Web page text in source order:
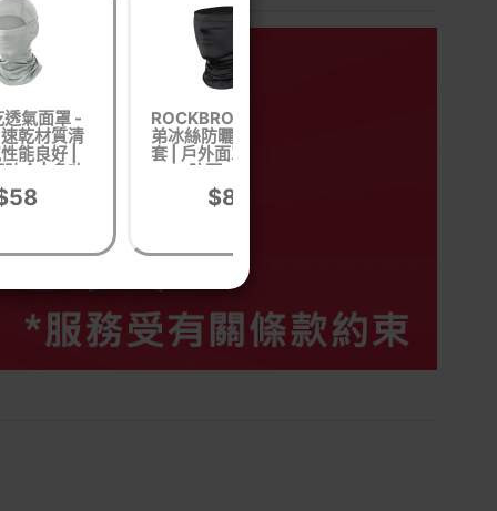
氣面罩 -
乾材質清
能良好 |
合 | 多功
外運動適
用
ROCKBROS 洛克兄
弟冰絲防曬半面罩頭
套 | 戶外面罩 | 行山
防曬 - 黑色
$88